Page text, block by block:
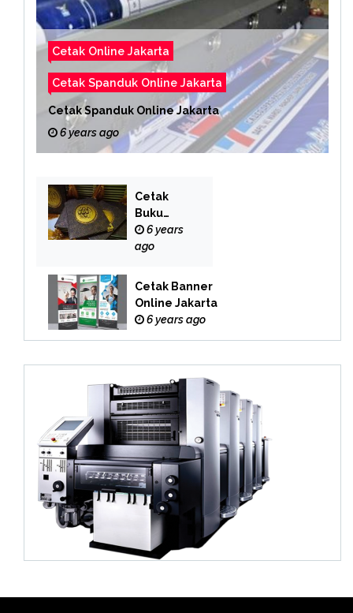
Cetak Online Jakarta
Cetak Spanduk Online Jakarta
Cetak Spanduk Online Jakarta
6 years ago
Cetak
Buku
Yasin
Online
6 years
ago
Cetak Banner
Online Jakarta
6 years ago